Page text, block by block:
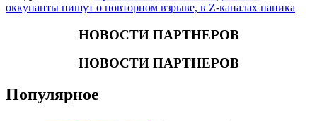
оккупанты пишут о повторном взрыве, в Z-каналах паника
НОВОСТИ ПАРТНЕРОВ
НОВОСТИ ПАРТНЕРОВ
Популярное